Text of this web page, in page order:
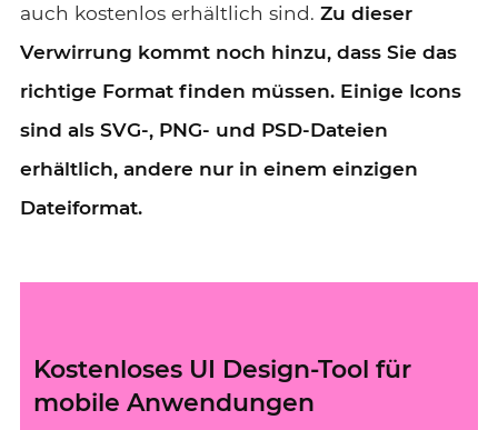
auch kostenlos erhältlich sind. Zu dieser
Verwirrung kommt noch hinzu, dass Sie das
richtige Format finden müssen. Einige Icons
sind als SVG-, PNG- und PSD-Dateien
erhältlich, andere nur in einem einzigen
Dateiformat.
Kostenloses UI Design-Tool für
mobile Anwendungen